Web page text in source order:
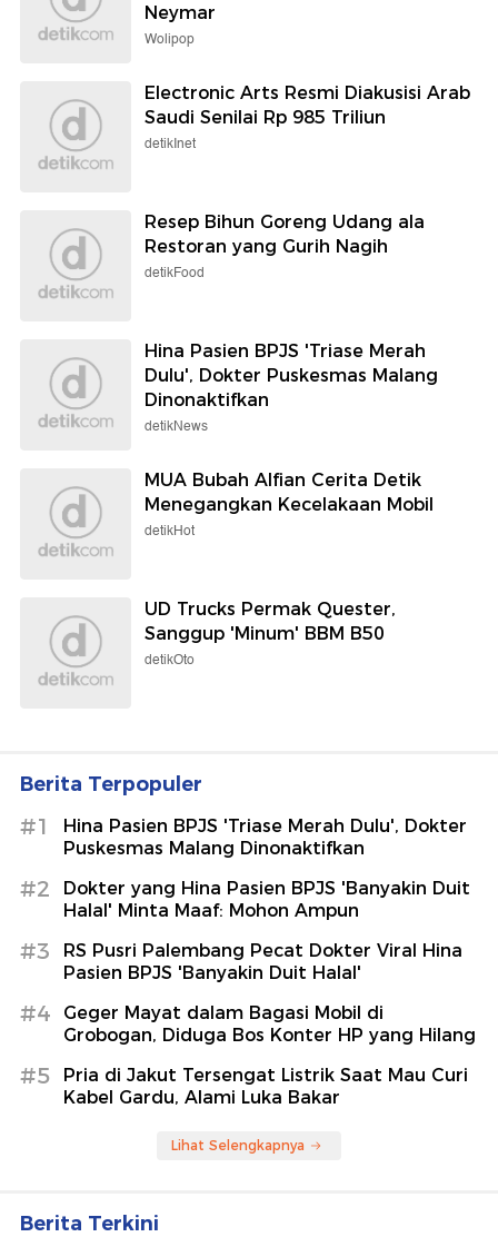
Neymar
Wolipop
Electronic Arts Resmi Diakusisi Arab
Saudi Senilai Rp 985 Triliun
detikInet
Resep Bihun Goreng Udang ala
Restoran yang Gurih Nagih
detikFood
Hina Pasien BPJS 'Triase Merah
Dulu', Dokter Puskesmas Malang
Dinonaktifkan
detikNews
MUA Bubah Alfian Cerita Detik
Menegangkan Kecelakaan Mobil
detikHot
UD Trucks Permak Quester,
Sanggup 'Minum' BBM B50
detikOto
Berita Terpopuler
#1
Hina Pasien BPJS 'Triase Merah Dulu', Dokter
Puskesmas Malang Dinonaktifkan
#2
Dokter yang Hina Pasien BPJS 'Banyakin Duit
Halal' Minta Maaf: Mohon Ampun
#3
RS Pusri Palembang Pecat Dokter Viral Hina
Pasien BPJS 'Banyakin Duit Halal'
#4
Geger Mayat dalam Bagasi Mobil di
Grobogan, Diduga Bos Konter HP yang Hilang
#5
Pria di Jakut Tersengat Listrik Saat Mau Curi
Kabel Gardu, Alami Luka Bakar
Lihat Selengkapnya
Berita Terkini